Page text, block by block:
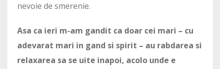
nevoie de smerenie.
Asa ca ieri m-am gandit ca doar cei mari – cu
adevarat mari in gand si spirit – au rabdarea si
relaxarea sa se uite inapoi, acolo unde e